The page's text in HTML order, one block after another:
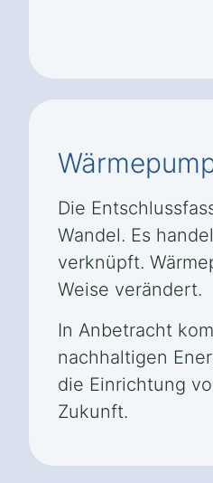
Die
Wandel. Es
verknüpft.
Weise verändert.
In Anbetracht
nachhaltigen
die Einrichtung
Zukunft.